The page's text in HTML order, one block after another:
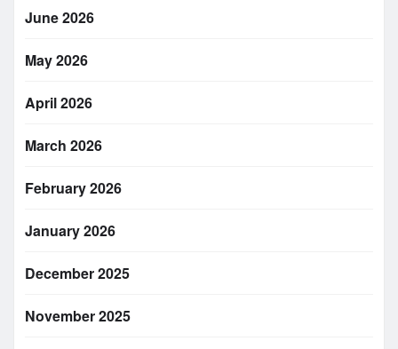
June 2026
May 2026
April 2026
March 2026
February 2026
January 2026
December 2025
November 2025